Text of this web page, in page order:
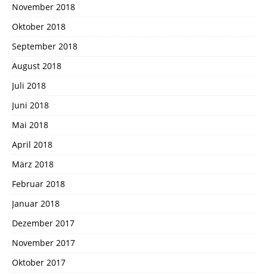
November 2018
Oktober 2018
September 2018
August 2018
Juli 2018
Juni 2018
Mai 2018
April 2018
März 2018
Februar 2018
Januar 2018
Dezember 2017
November 2017
Oktober 2017